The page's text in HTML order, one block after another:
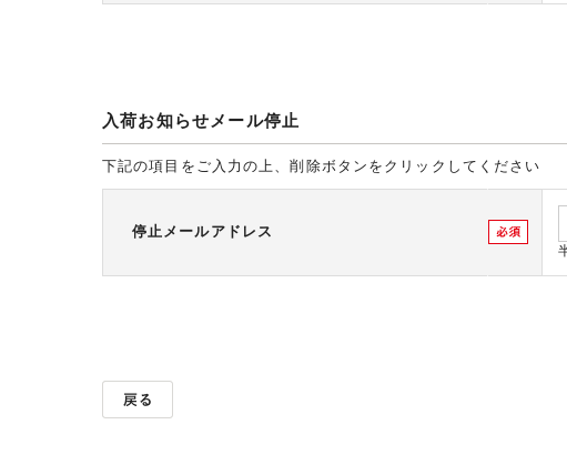
入荷お知らせメール停止
下記の項目をご入力の上、削除ボタンをクリックしてください
停止メールアドレス